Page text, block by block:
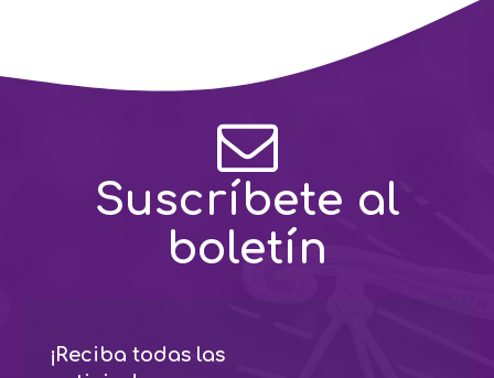
Suscríbete al
boletín
¡Reciba todas las